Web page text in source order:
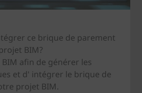
ce brique de parement
BIM?
afin de générer les
et d' intégrer le brique de
projet BIM.